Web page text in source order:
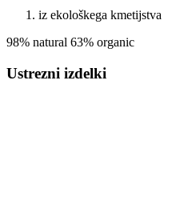
iz ekološkega kmetijstva
98% natural 63% organic
Ustrezni izdelki